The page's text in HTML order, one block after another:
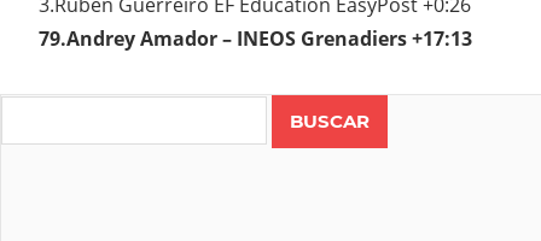
79.Andrey Amador – INEOS Grenadiers +17:13
AMADOR